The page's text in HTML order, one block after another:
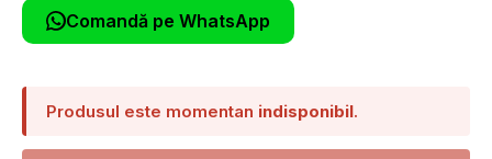
Comandă pe WhatsApp
Produsul este momentan indisponibil.